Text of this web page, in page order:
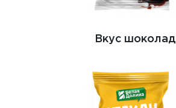
Вкус шоколад